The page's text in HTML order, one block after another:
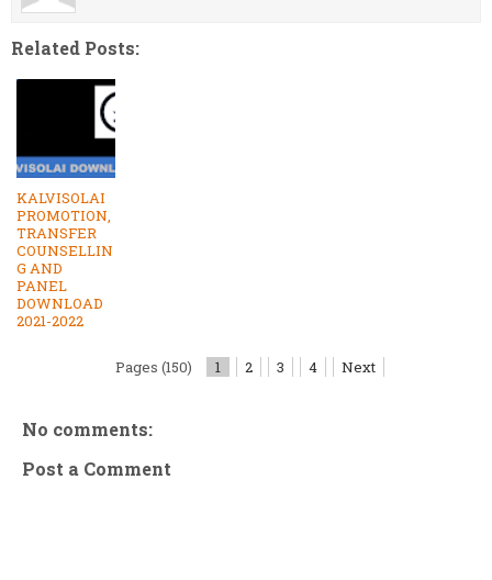
Related Posts:
KALVISOLAI
PROMOTION,
TRANSFER
COUNSELLIN
G AND
PANEL
DOWNLOAD
2021-2022
Pages (150) 1 2 3 4 Next
No comments:
Post a Comment